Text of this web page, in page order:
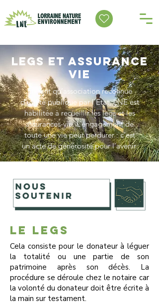
legs et assurance
vie
En tant qu’association reconnue
d’utilité publique par l’Etat, LNE est
habilitée à recueillir les legs et les
assurances-vie. L’engagement de
toute une vie peut perdurer : c’est
un acte de générosité pour l’avenir.
le legs
Cela consiste pour le donateur à léguer
la totalité ou une partie de son
patrimoine après son décès. La
procédure se déroule chez le notaire car
la volonté du donateur doit être écrite à
la main sur testament.